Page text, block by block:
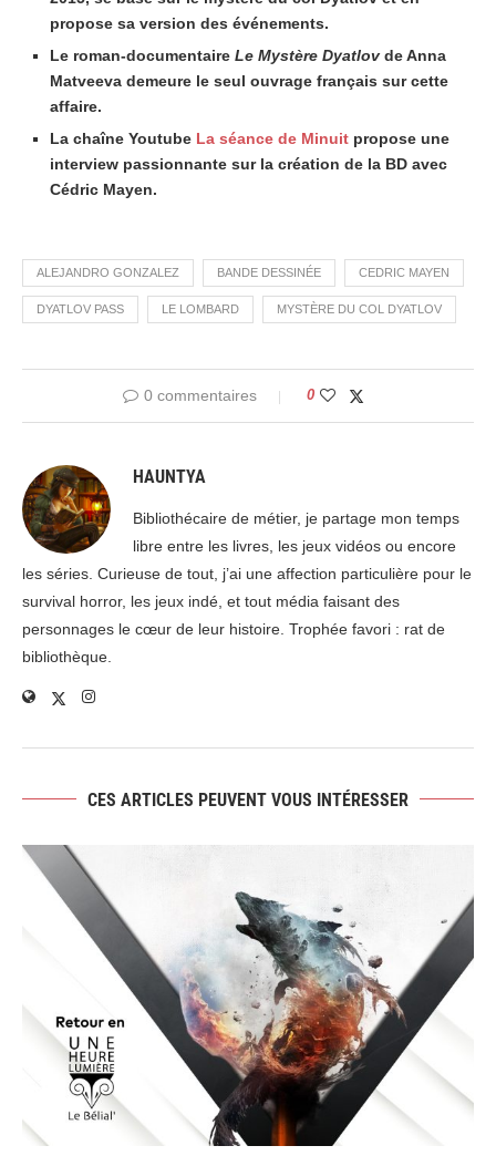
propose sa version des événements.
Le roman-documentaire Le Mystère Dyatlovde Anna
Matveeva demeure le seul ouvrage français sur cette
affaire.
La chaîne Youtube La séance de Minuit propose une
interview passionnante sur la création de la BD avec
Cédric Mayen.
ALEJANDRO GONZALEZ BANDE DESSINÉE CEDRIC MAYEN
DYATLOV PASS LE LOMBARD MYSTÈRE DU COL DYATLOV
0 commentaires 0
HAUNTYA
Bibliothécaire de métier, je partage mon temps
libre entre les livres, les jeux vidéos ou encore
les séries. Curieuse de tout, j’ai une affection particulière pour le
survival horror, les jeux indé, et tout média faisant des
personnages le cœur de leur histoire. Trophée favori : rat de
bibliothèque.
CES ARTICLES PEUVENT VOUS INTÉRESSER